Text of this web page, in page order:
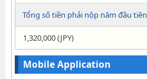
Tổng số tiền phải nộp năm đầu tiên
1,320,000 (JPY)
Mobile Application